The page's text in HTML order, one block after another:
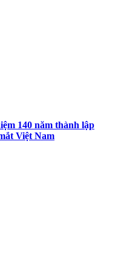
140 năm thành lập
Việt Nam